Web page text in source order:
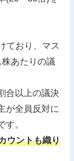
ており、マス
あたりの議
合以上の議決
が全員反対に
。
ウントも織り